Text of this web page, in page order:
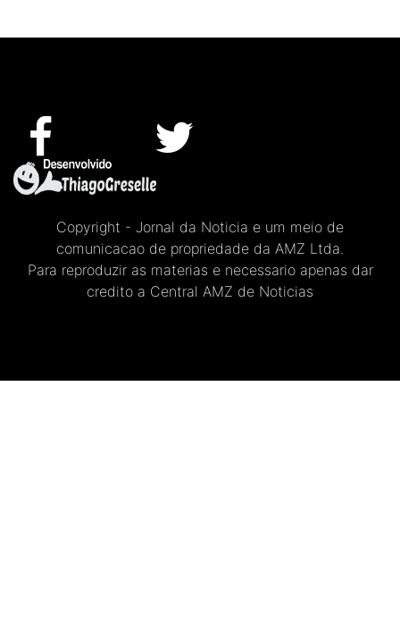
Copyright - Jornal da Noticia e um meio de
comunicacao de propriedade da AMZ Ltda.
Para reproduzir as materias e necessario apenas dar
credito a Central AMZ de Noticias